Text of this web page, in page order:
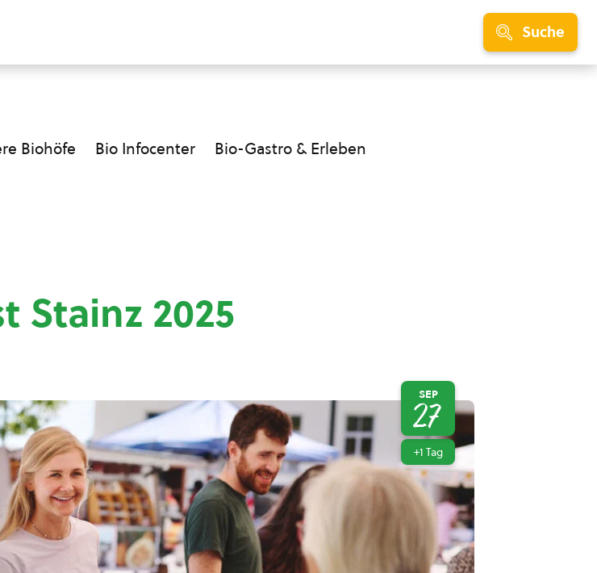
Suche
Biohöfe Bio Infocenter Bio-Gastro & Erleben
Stainz 2025
SEP
27
+1 Tag